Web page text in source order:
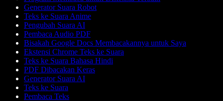
Generator Suara Robot
Teks ke Suara Anime
Pengubah Suara AI
Pembaca Audio PDF
Bisakah Google Docs Membacakannya untuk Saya
Ekstensi Chrome Teks ke Suara
Teks ke Suara Bahasa Hindi
PDF Dibacakan Keras
Generator Suara AI
Teks ke Suara
Pembaca Teks